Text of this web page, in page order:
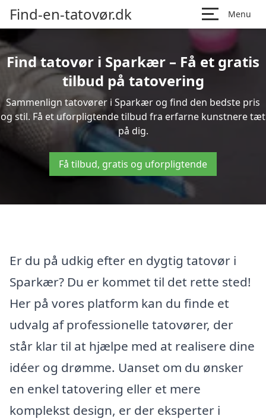
Find-en-tatovør.dk Menu
Find tatovør i Sparkær – Få et gratis
tilbud på tatovering
Sammenlign tatovører i Sparkær og find den bedste pris
og stil. Få et uforpligtende tilbud fra erfarne kunstnere tæt
på dig.
Få tilbud, gratis og uforpligtende
Er du på udkig efter en dygtig tatovør i
Sparkær? Du er kommet til det rette sted!
Her på vores platform kan du finde et
udvalg af professionelle tatovører, der
står klar til at hjælpe med at realisere dine
idéer og drømme. Uanset om du ønsker
en enkel tatovering eller et mere
komplekst design, er der eksperter i